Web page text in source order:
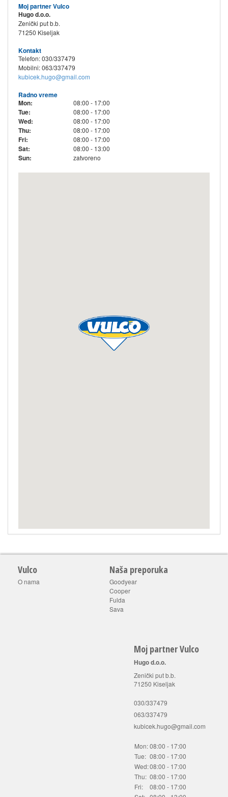
Moj partner Vulco
Hugo d.o.o.
Zenički put b.b.
71250 Kiseljak
Kontakt
Telefon: 030/337479
Mobilni: 063/337479
kubicek.hugo@gmail.com
Radno vreme
Mon:
08:00 - 17:00
Tue: 08:00 - 17:00
Wed: 08:00 - 17:00
Thu: 08:00 - 17:00
Fri: 08:00 - 17:00
Sat: 08:00 - 13:00
Sun: zatvoreno
Vulco
O nama
Naša preporuka
Goodyear
Cooper
Fulda
Sava
Moj partner Vulco
Hugo d.o.o.
Zenički put b.b.
71250 Kiseljak
030/337479
063/337479
kubicek.hugo@gmail.com
Mon:08:00 - 17:00
Tue: 08:00 - 17:00
Wed:08:00 - 17:00
Thu: 08:00 - 17:00
Fri:
08:00 - 17:00